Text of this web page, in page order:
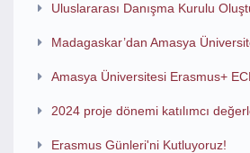
Uluslararası Danışma Kurulu
Madagaskar’dan Amasya
Amasya Üniversitesi Erasmus+
2024 proje dönemi katılımcı
Erasmus Günleri'ni Kutluyoruz!